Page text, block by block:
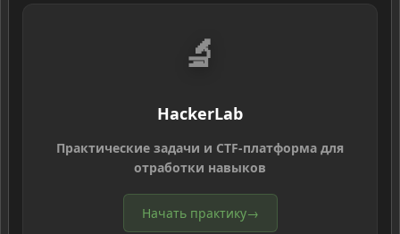
🔬
HackerLab
Практические задачи и CTF-платформа для
отработки навыков
Начать практику→